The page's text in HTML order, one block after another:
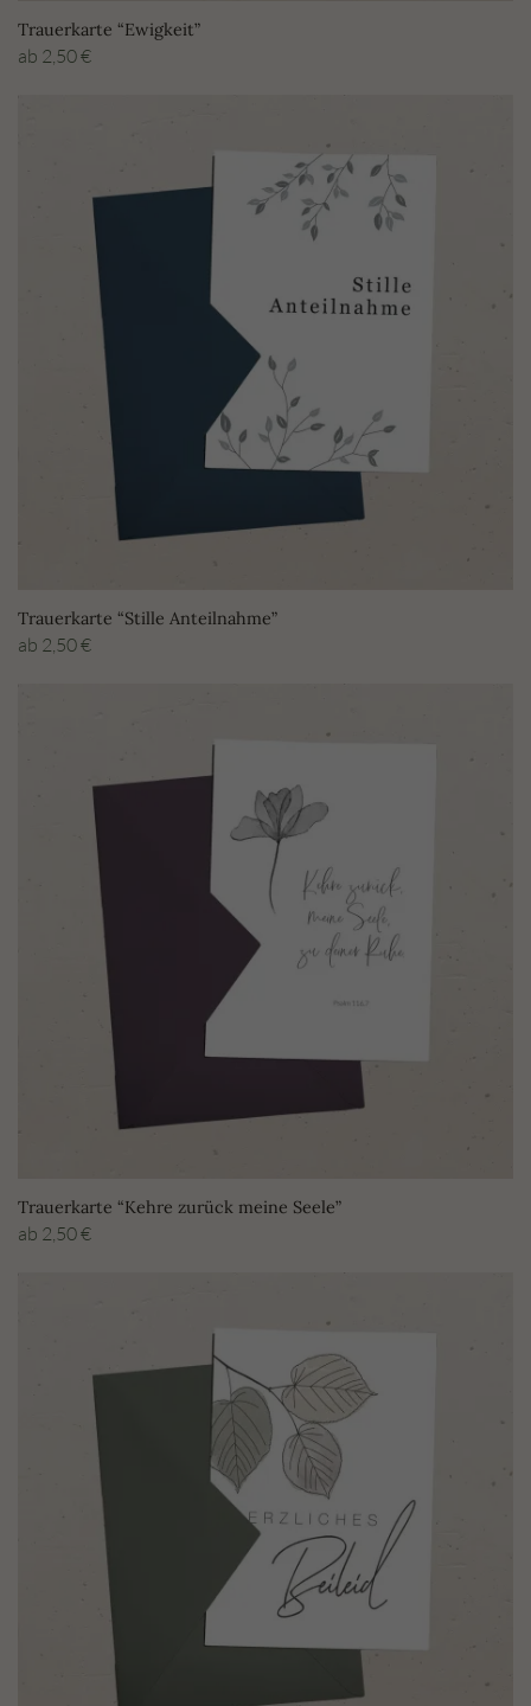
Trauerkarte “Ewigkeit”
ab 2,50€
Trauerkarte “Stille Anteilnahme”
ab 2,50€
Trauerkarte “Kehre zurück meine Seele”
ab 2,50€